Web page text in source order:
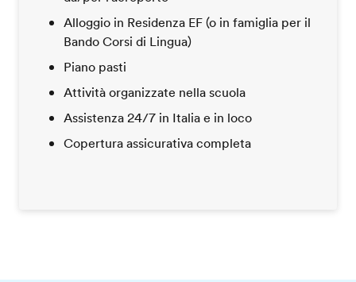
Alloggio in Residenza EF (o in famiglia per il
Bando Corsi di Lingua)
Piano pasti
Attività organizzate nella scuola
Assistenza 24/7 in Italia e in loco
Copertura assicurativa completa